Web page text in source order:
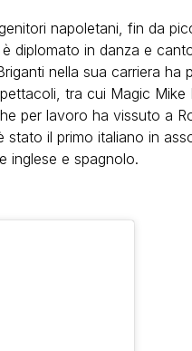
napoletani, fin da
diplomato in danza e
nella sua carriera ha
tra cui Magic Mike
per lavoro ha vissuto a
il primo italiano in
inglese e spagnolo.